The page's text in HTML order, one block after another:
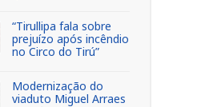
“Tirullipa fala sobre
prejuízo após incêndio
no Circo do Tirú”
Modernização do
viaduto Miguel Arraes